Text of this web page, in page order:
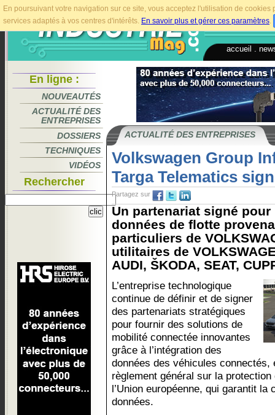
En poursuivant votre navigation sur ce site, vous acceptez l'utilisation de
services adaptés à vos centres d'intérêts. En savoir plus et gérer ces paramètres.
accueil
En ligne :
NOUVEAUTÉS
ACTUALITÉ DES
ENTREPRISES
DOSSIERS
TECHNIQUES
VIDÉOS
Rechercher
ACTUALITÉ DES ENTREPRISES
Volkswagen Group
Targa Telematics
Partagez sur
Un partenariat signé pour
données de flotte
particuliers de
utilitaires de
AUDI, ŠKODA, SEAT,
L’entreprise technologique
continue de définir et de signer
des partenariats stratégiques
pour fournir des solutions de
mobilité connectée innovantes
grâce à l’intégration des
données des véhicules connectés,
règlement général sur la
l’Union européenne, qui garantit
données.